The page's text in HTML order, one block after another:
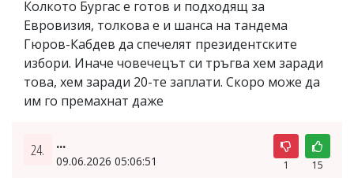
Колкото Бургас е готов и подходящ за
Евровизия, толкова е и шанса на тандема
Гюров-Кабдев да спечелят президентските
избори. Иначе човечецът си тръгва хем заради
това, хем заради 20-те заплати. Скоро може да
им го премахнат даже
24. ...
09.06.2026 05:06:51 1 15